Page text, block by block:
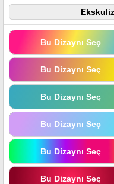
Bu Dizaynı Seç
Bu Dizaynı Seç
Bu Dizaynı Seç
Bu Dizaynı Seç
Bu Dizaynı Seç
Bu Dizaynı Seç